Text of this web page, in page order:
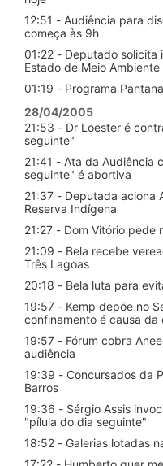
12:51 - Audiência para
começa às 9h
01:22 - Deputado solicita
Estado de Meio Ambiente
01:19 - Programa
28/04/2005
21:53 - Dr Loester é
seguinte"
21:41 - Ata da Audiência
seguinte" é abortiva
21:37 - Deputada aciona
Reserva Indígena
21:27 - Dom Vitório pede
21:09 - Bela recebe vereadores de Chapadão do Sul e
Três Lagoas
19:57 - Kemp depõe no
confinamento é causa
19:57 - Fórum cobra
audiência
19:39 - Concursados da
Barros
19:36 - Sérgio Assis
"pílula do dia seguinte"
18:52 - Galerias lotadas